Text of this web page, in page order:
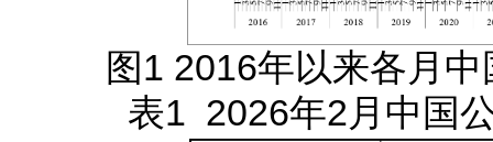
图1 2016年以来各月
表1 2026年2月中国